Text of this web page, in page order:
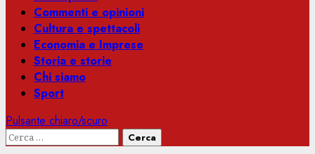
Commenti e opinioni
Cultura e spettacoli
Economia e Imprese
Storia e storie
Chi siamo
Sport
Pulsante chiaro/scuro
Ricerca